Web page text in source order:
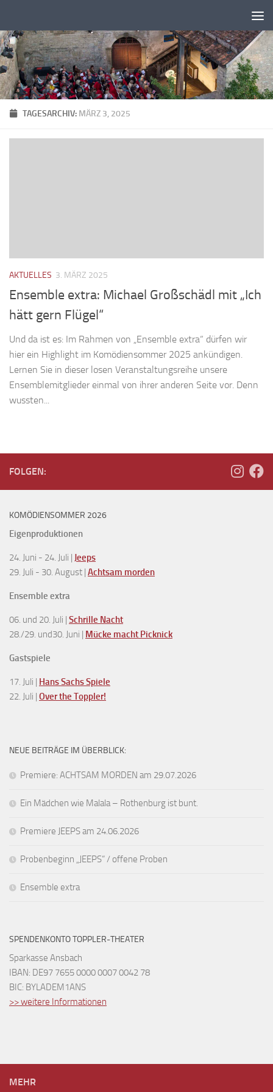
TAGESARCHIV: MÄRZ 3, 2025
AKTUELLES 3. MÄRZ 2025
Ensemble extra: Michael Großschädl mit „Ich
hätt gern Flügel“
Und da ist es: Im Rahmen von „Ensemble extra“ dürfen wir
hier ein Highlight im Komödiensommer 2025 ankündigen.
Lernen Sie in dieser losen Veranstaltungsreihe unsere
Ensemblemitglieder einmal von ihrer anderen Seite vor. Denn
wussten...
FOLGEN:
KOMÖDIENSOMMER 2026
Eigenproduktionen
24. Juni - 24. Juli | Jeeps
29. Juli - 30. August | Achtsam morden
Ensemble extra
06. und 20. Juli | Schrille Nacht
28./29. und30. Juni | Mücke macht Picknick
Gastspiele
17. Juli | Hans Sachs Spiele
22. Juli | Over the Toppler!
NEUE BEITRÄGE IM ÜBERBLICK:
Premiere: ACHTSAM MORDEN am 29.07.2026
Ein Mädchen wie Malala – Rothenburg ist bunt.
Premiere JEEPS am 24.06.2026
Probenbeginn „JEEPS“ / offene Proben
Ensemble extra
SPENDENKONTO TOPPLER-THEATER
Sparkasse Ansbach
IBAN: DE97 7655 0000 0007 0042 78
BIC: BYLADEM1ANS
>> weitere Informationen
MEHR